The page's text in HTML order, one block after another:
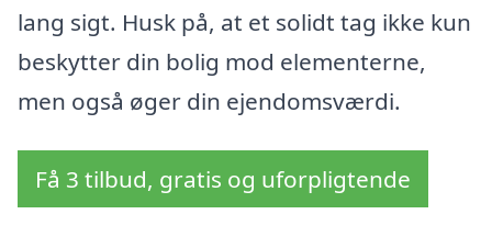
lang sigt. Husk på, at et solidt tag ikke kun
beskytter din bolig mod elementerne,
men også øger din ejendomsværdi.
Få 3 tilbud, gratis og uforpligtende